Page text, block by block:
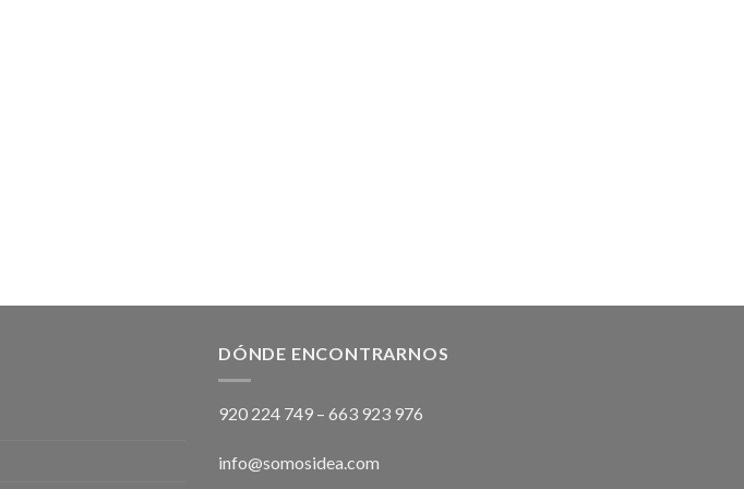
DÓNDE ENCONTRARNOS
920 224 749– 663 923 976
info@somosidea.com